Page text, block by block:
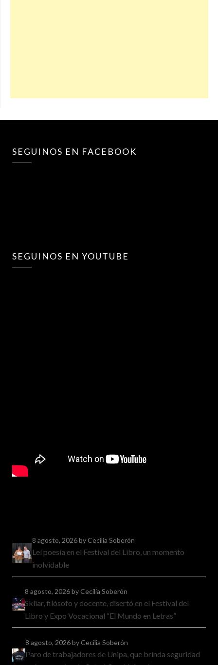
SEGUINOS EN FACEBOOK
SEGUINOS EN YOUTUBE
8 agosto, 2026by Cecilia Soberón
Leí poesía en el Festival del Libro, un momento
inolvidable
8 agosto, 2026by Cecilia Soberón
Skliar, filósofo y docente, disertó en el Festival del
Libro y Expo Vocacional “El Mundo en Letras”
8 agosto, 2026by Cecilia Soberón
Paro de trabajadores de Unipa, que brinda seguridad